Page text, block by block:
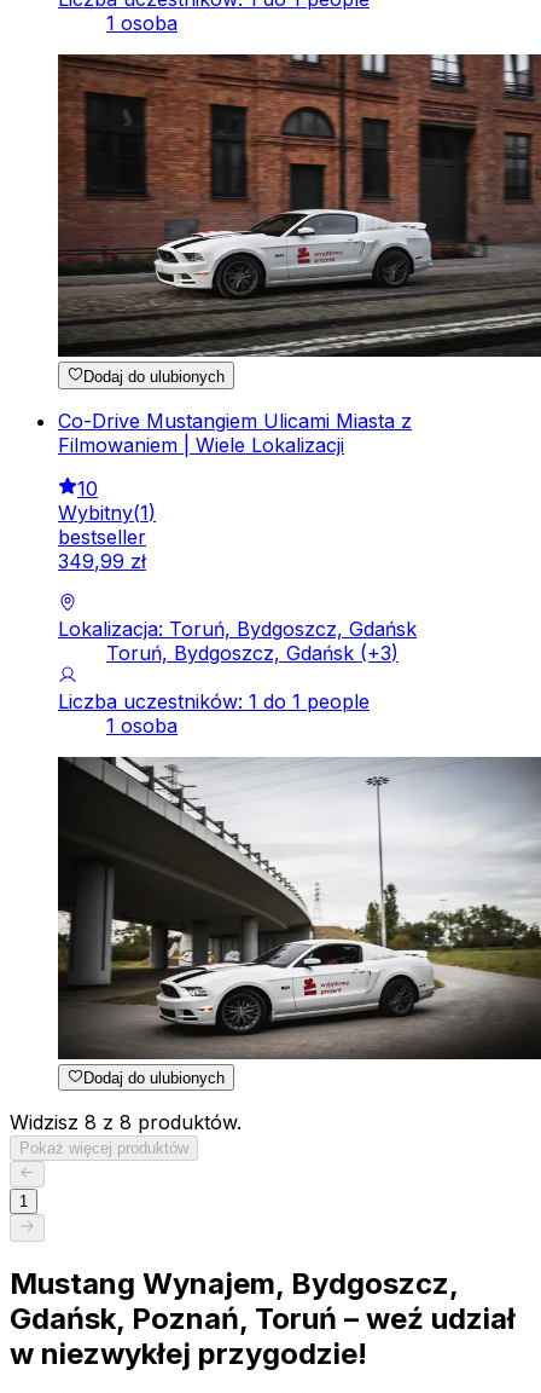
1 osoba
Dodaj do ulubionych
Co-Drive Mustangiem Ulicami Miasta z
Filmowaniem | Wiele Lokalizacji
10
Wybitny(1)
bestseller
349,99 zł
Lokalizacja: Toruń, Bydgoszcz, Gdańsk
Toruń, Bydgoszcz, Gdańsk (+3)
Liczba uczestników: 1 do 1 people
1 osoba
Dodaj do ulubionych
Widzisz 8 z 8 produktów.
Pokaż więcej produktów
1
Mustang Wynajem, Bydgoszcz,
Gdańsk, Poznań, Toruń – weź udział
w niezwykłej przygodzie!